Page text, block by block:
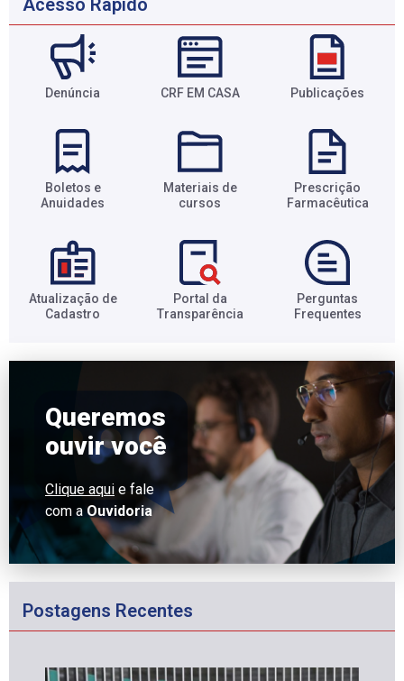
Denúncia CRF EM CASA Publicações
Boletos e
Anuidades​
Materiais de
cursos​
Prescrição
Farmacêutica​
Atualização de
Cadastro​
Portal da
Transparência​
Perguntas
Frequentes​
Queremos
ouvir você
Clique aqui e fale
com a Ouvidoria
Postagens Recentes